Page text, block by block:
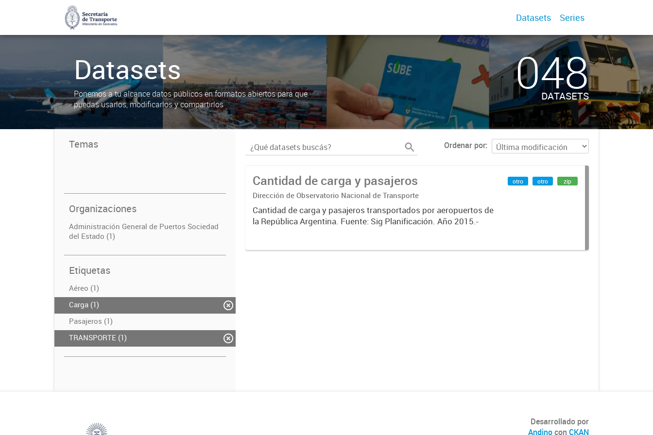
Datasets Series
Datasets
Ponemos a tu alcance datos públicos en formatos abiertos para que
puedas usarlos, modificarlos y compartirlos
048
DATASETS
Temas
Organizaciones
Administración General de Puertos Sociedad
del Estado (1)
Etiquetas
Aéreo (1)
Carga (1)
Pasajeros (1)
TRANSPORTE (1)
Ordenar por
Cantidad de carga y pasajeros
Dirección de Observatorio Nacional de Transporte
Cantidad de carga y pasajeros transportados por aeropuertos de
la República Argentina. Fuente: Sig Planificación. Año 2015.-
otro otro zip
Desarrollado por
Andinocon CKAN